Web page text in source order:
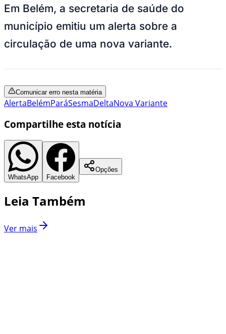
Em Belém, a secretaria de saúde do
município emitiu um alerta sobre a
circulação de uma nova variante.
Comunicar erro nesta matéria
AlertaBelémParáSesmaDeltaNova Variante
Compartilhe esta notícia
WhatsApp Facebook
Opções
Leia Também
Ver mais